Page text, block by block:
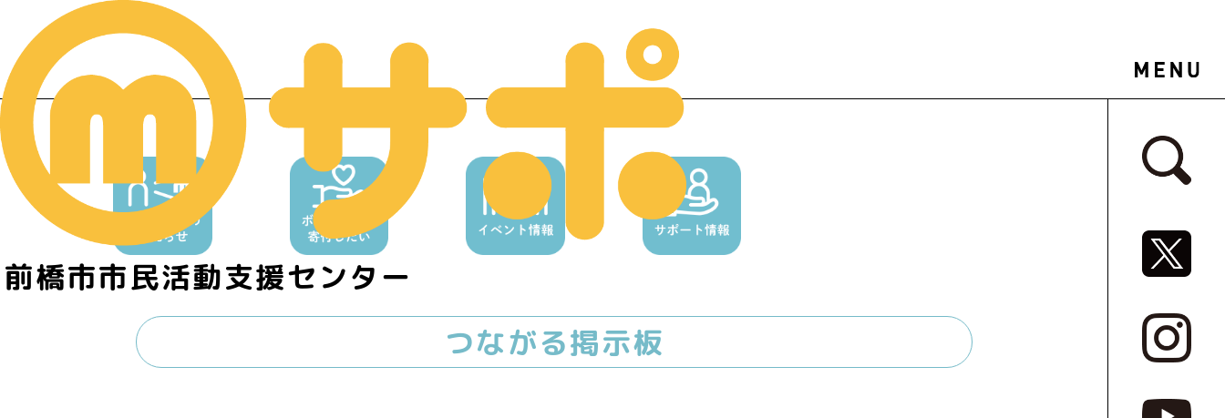
前橋市市民活動支援センター
サイドバ
SNSリ
つながる掲示板